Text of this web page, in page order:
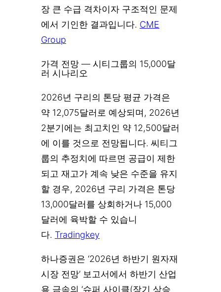
장 큰 수급 격차이자 구조적인 문제
에서 기인한 결과입니다. CME
Group
가격 전망 — 시티그룹의 15,000달
러 시나리오
2026년 구리의 톤당 평균 가격은
약 12,075달러로 예상되며, 2026년
2분기에는 최고치인 약 12,500달러
에 이를 것으로 전망됩니다. 씨티그
룹의 추정치에 따르면 공급이 제한
되고 재고가 계속 낮은 수준을 유지
할 경우, 2026년 구리 가격은 톤당
13,000달러를 상회하거나 15,000
달러에 육박할 수 있습니
다. Tradingkey
하나증권은 ‘2026년 하반기 원자재
시장 전망’ 보고서에서 하반기 산업
용 금속의 ‘슈퍼 사이클(장기 상승